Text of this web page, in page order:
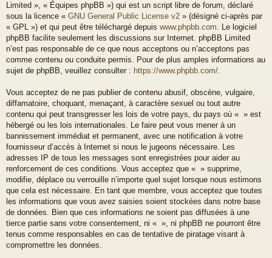
Limited », « Équipes phpBB ») qui est un script libre de forum, déclaré
sous la licence « GNU General Public License v2 » (désigné ci-après par
« GPL ») et qui peut être téléchargé depuis www.phpbb.com. Le logiciel
phpBB facilite seulement les discussions sur Internet. phpBB Limited
n’est pas responsable de ce que nous acceptons ou n’acceptons pas
comme contenu ou conduite permis. Pour de plus amples informations au
sujet de phpBB, veuillez consulter : https://www.phpbb.com/.
Vous acceptez de ne pas publier de contenu abusif, obscène, vulgaire,
diffamatoire, choquant, menaçant, à caractère sexuel ou tout autre
contenu qui peut transgresser les lois de votre pays, du pays où « » est
hébergé ou les lois internationales. Le faire peut vous mener à un
bannissement immédiat et permanent, avec une notification à votre
fournisseur d’accès à Internet si nous le jugeons nécessaire. Les
adresses IP de tous les messages sont enregistrées pour aider au
renforcement de ces conditions. Vous acceptez que « » supprime,
modifie, déplace ou verrouille n’importe quel sujet lorsque nous estimons
que cela est nécessaire. En tant que membre, vous acceptez que toutes
les informations que vous avez saisies soient stockées dans notre base
de données. Bien que ces informations ne soient pas diffusées à une
tierce partie sans votre consentement, ni « », ni phpBB ne pourront être
tenus comme responsables en cas de tentative de piratage visant à
compromettre les données.